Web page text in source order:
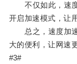
不仅如此，速度
开启加速模式，让
总之，速度加速
大的便利，让网速
#3#